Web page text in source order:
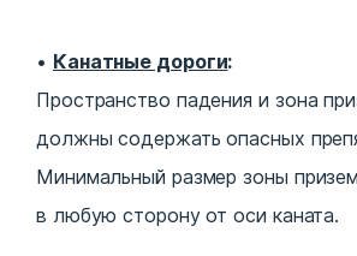
Канатные дороги:
Пространство падения и зона
должны содержать опасных
Минимальный размер зоны
в любую сторону от оси каната.